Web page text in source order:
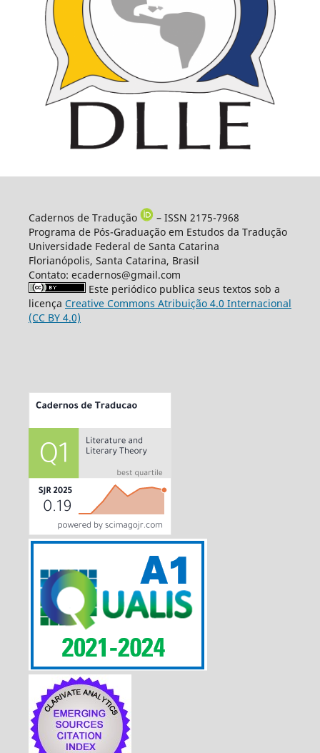
Cadernos de Tradução
– ISSN 2175-7968
Programa de Pós-Graduação em Estudos da Tradução
Universidade Federal de Santa Catarina
Florianópolis, Santa Catarina, Brasil
Contato: ecadernos@gmail.com
Este periódico publica seus textos sob a
licença Creative Commons Atribuição 4.0 Internacional
(CC BY 4.0)